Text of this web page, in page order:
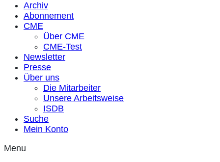
Archiv
Abonnement
CME
Über CME
CME-Test
Newsletter
Presse
Über uns
Die Mitarbeiter
Unsere Arbeitsweise
ISDB
Suche
Mein Konto
Menu